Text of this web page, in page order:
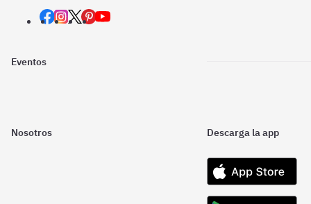
Eventos
Nosotros Descarga la app